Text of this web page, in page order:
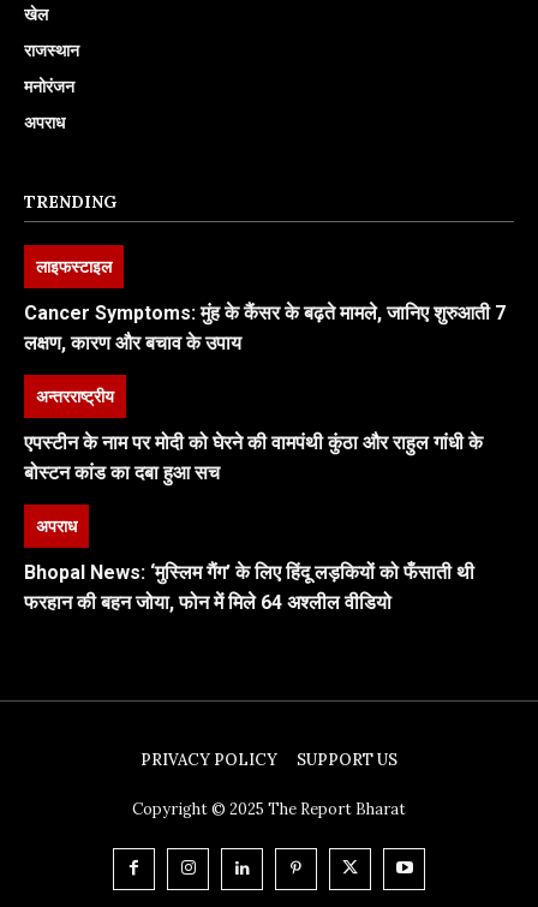
खेल
राजस्थान
मनोरंजन
अपराध
TRENDING
लाइफस्टाइल
Cancer Symptoms: मुंह के कैंसर के बढ़ते मामले, जानिए शुरुआती 7
लक्षण, कारण और बचाव के उपाय
अन्तरराष्ट्रीय
एपस्टीन के नाम पर मोदी को घेरने की वामपंथी कुंठा और राहुल गांधी के
बोस्टन कांड का दबा हुआ सच
अपराध
Bhopal News: ‘मुस्लिम गैंग’ के लिए हिंदू लड़कियों को फँसाती थी
फरहान की बहन जोया, फोन में मिले 64 अश्लील वीडियो
PRIVACY POLICY SUPPORT US
Copyright © 2025 The Report Bharat